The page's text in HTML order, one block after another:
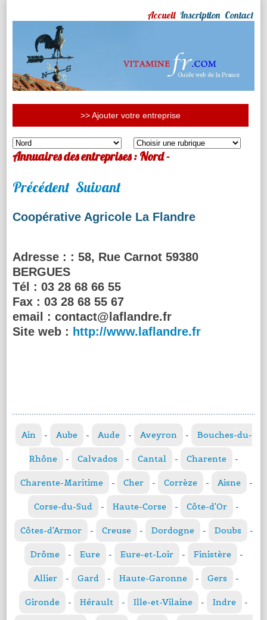
Accueil Inscription Contact
>> Ajouter votre entreprise
Annuaires des entreprises : Nord -
Précédent Suivant
Coopérative Agricole La Flandre
Adresse : : 58, Rue Carnot 59380
BERGUES
Tél : 03 28 68 66 55
Fax : 03 28 68 55 67
email : contact@laflandre.fr
Site web : http://www.laflandre.fr
Ain - Aube - Aude - Aveyron - Bouches-du-
Rhône - Calvados - Cantal - Charente -
Charente-Maritime - Cher - Corrèze - Aisne -
Corse-du-Sud - Haute-Corse - Côte-d'Or -
Côtes-d'Armor - Creuse - Dordogne - Doubs -
Drôme - Eure - Eure-et-Loir - Finistère -
Allier - Gard - Haute-Garonne - Gers -
Gironde - Hérault - Ille-et-Vilaine - Indre -